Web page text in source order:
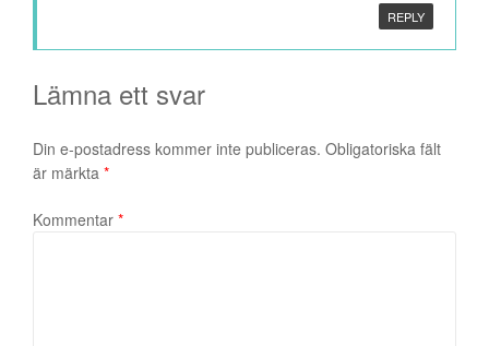
REPLY
Lämna ett svar
Din e-postadress kommer inte publiceras. Obligatoriska fält
är märkta *
Kommentar *